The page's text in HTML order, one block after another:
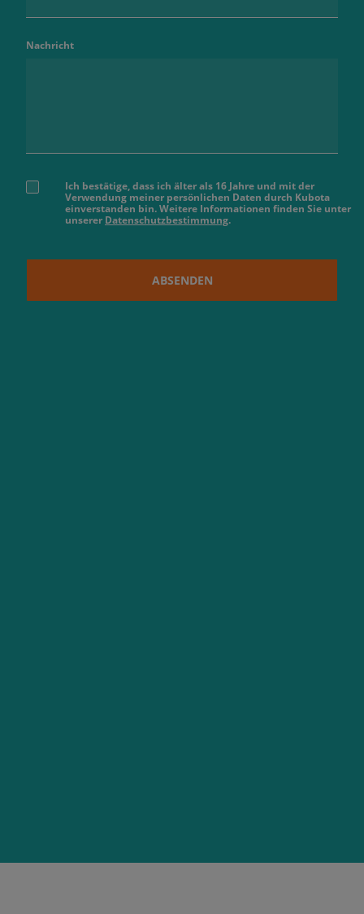
Nachricht
Ich bestätige, dass ich älter als 16 Jahre und mit der
Verwendung meiner persönlichen Daten durch Kubota
einverstanden bin. Weitere Informationen finden Sie unter
unserer Datenschutzbestimmung.
ABSENDEN